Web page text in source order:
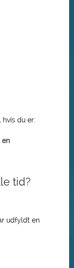
hvis du er:
en
tid?
udfyldt en